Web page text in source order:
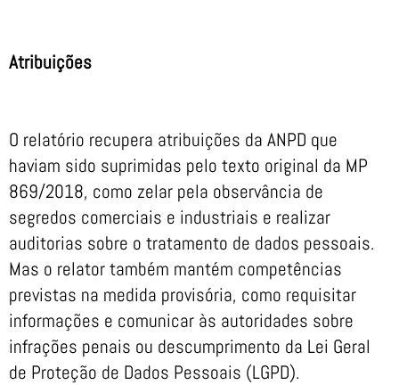
Atribuições
O relatório recupera atribuições da ANPD que
haviam sido suprimidas pelo texto original da MP
869/2018, como zelar pela observância de
segredos comerciais e industriais e realizar
auditorias sobre o tratamento de dados pessoais.
Mas o relator também mantém competências
previstas na medida provisória, como requisitar
informações e comunicar às autoridades sobre
infrações penais ou descumprimento da Lei Geral
de Proteção de Dados Pessoais (LGPD).